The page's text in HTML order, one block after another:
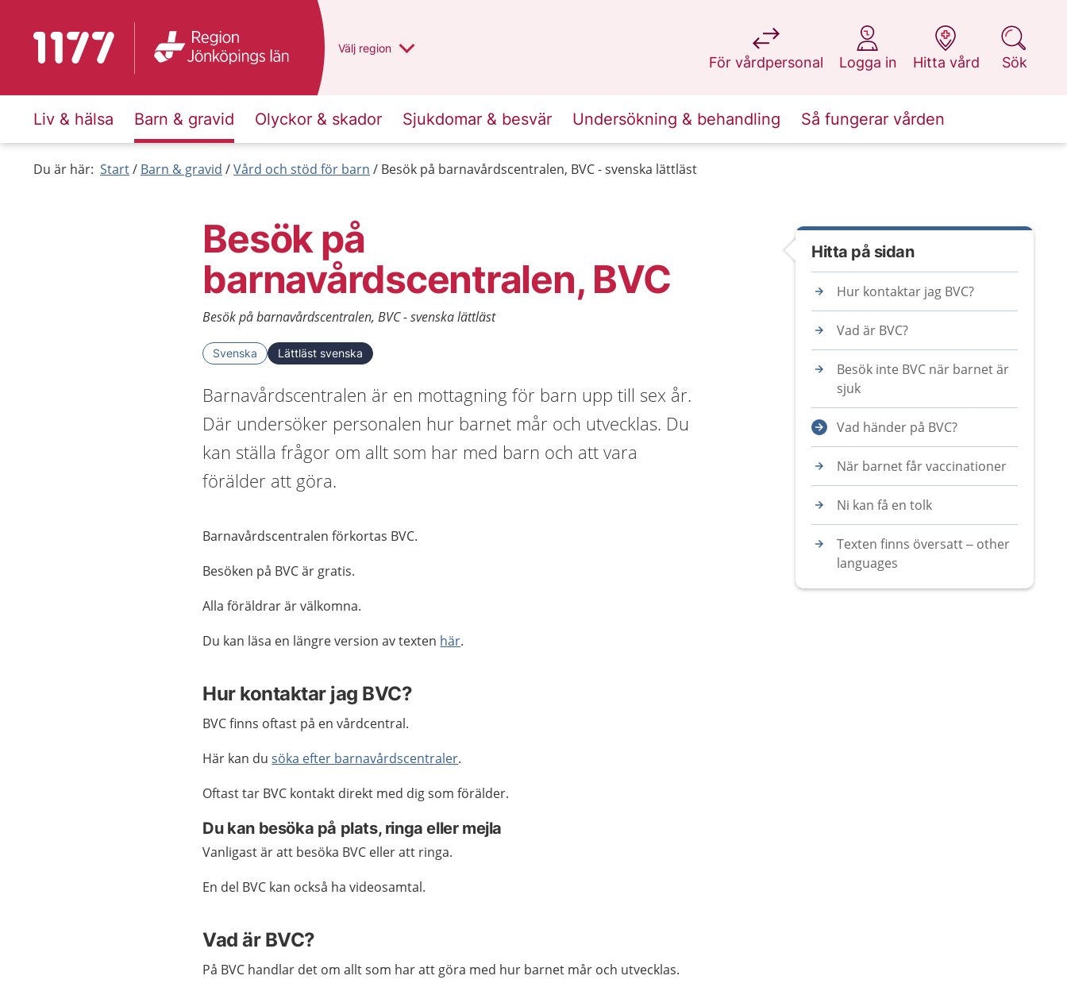
Till startsidan för 1177 Du har valt region
Välj en annan
region
För vårdpersonal
på 1177.se
Logga in
på 1177.se
Hitta vård
på 1177.se
Sök
på 1177.se
Liv & hälsa Barn & gravid Olyckor & skador Sjukdomar & besvär Undersökning & behandling Så fungerar vården
Du är här: Start Barn & gravid Vård och stöd för barn Besök på barnavårdscentralen, BVC - svenska lättläst
Besök på
barnavårdscentralen, BVC
Besök på barnavårdscentralen, BVC - svenska lättläst
Svenska Lättläst svenska
Barnavårdscentralen är en mottagning för barn upp till sex år.
Där undersöker personalen hur barnet mår och utvecklas. Du
kan ställa frågor om allt som har med barn och att vara
förälder att göra.
Barnavårdscentralen förkortas BVC.
Besöken på BVC är gratis.
Alla föräldrar är välkomna.
Du kan läsa en längre version av texten här.
Hur kontaktar jag BVC?
BVC finns oftast på en vårdcentral.
Här kan dusöka efter barnavårdscentraler.
Oftast tar BVC kontakt direkt med dig som förälder.
Du kan besöka på plats, ringa eller mejla
Vanligast är att besöka BVC eller att ringa.
En del BVC kan också ha videosamtal.
Vad är BVC?
På BVC handlar det om allt som har att göra med hur barnet mår och utvecklas.
Hitta på sidan
Hur kontaktar jag BVC?
Vad är BVC?
Besök inte BVC när barnet är
sjuk
Vad händer på BVC?
När barnet får vaccinationer
Ni kan få en tolk
Texten finns översatt – other
languages